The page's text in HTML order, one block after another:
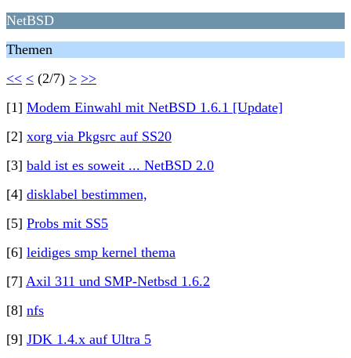
NetBSD
Themen
<< < (2/7) > >>
[1] Modem Einwahl mit NetBSD 1.6.1 [Update]
[2] xorg via Pkgsrc auf SS20
[3] bald ist es soweit ... NetBSD 2.0
[4] disklabel bestimmen,
[5] Probs mit SS5
[6] leidiges smp kernel thema
[7] Axil 311 und SMP-Netbsd 1.6.2
[8] nfs
[9] JDK 1.4.x auf Ultra 5